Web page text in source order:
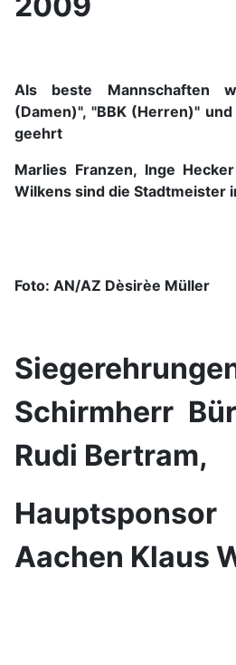
Als beste Mannschaften
(Damen)", "BBK (Herren)"
geehrt
Marlies Franzen, Inge
Wilkens sind die Stadtmeister
Foto: AN/AZ Dèsirèe Müller
Schirmherr
Rudi Bertram,
Hauptsponsor
Aachen Klaus